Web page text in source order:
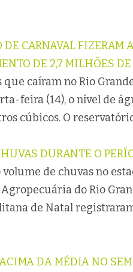
CARNAVAL FIZERAM
DE 2,7 MILHÕES
que caíram no Rio
feira (14), o nível de
cúbicos. O
DURANTE O
de chuvas no
do Rio
de Natal
DA MÉDIA NO